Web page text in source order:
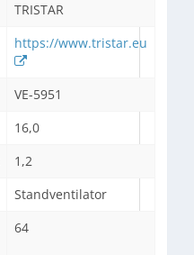
TRISTAR
https://www.tristar.eu
VE-5951
16,0
1,2
Standventilator
64